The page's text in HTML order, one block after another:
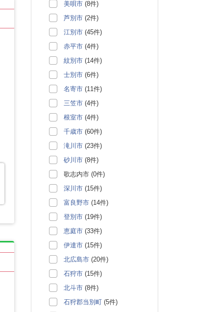
美唄市 (8件)
芦別市 (2件)
江別市 (45件)
赤平市 (4件)
紋別市 (14件)
士別市 (6件)
名寄市 (11件)
三笠市 (4件)
根室市 (4件)
千歳市 (60件)
滝川市 (23件)
砂川市 (8件)
歌志内市 (0件)
深川市 (15件)
富良野市 (14件)
登別市 (19件)
恵庭市 (33件)
伊達市 (15件)
北広島市 (20件)
石狩市 (15件)
北斗市 (8件)
石狩郡当別町 (5件)